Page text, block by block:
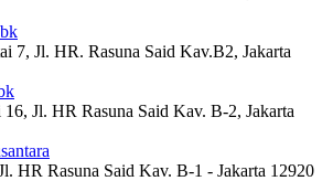
7, Jl. HR. Rasuna Said Kav.B2, Jakarta
Jl. HR Rasuna Said Kav. B-2, Jakarta
HR Rasuna Said Kav. B-1 - Jakarta 12920